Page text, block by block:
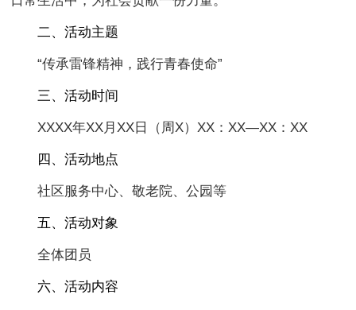
二、活动主题
“传承雷锋精神，践行青春使命”
三、活动时间
XXXX年XX月XX日（周X）XX：XX—XX：XX
四、活动地点
社区服务中心、敬老院、公园等
五、活动对象
全体团员
六、活动内容